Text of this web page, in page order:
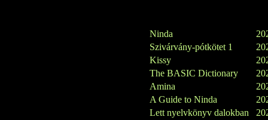
Ninda
Szivárvány-pótkötet 1
Kissy
The BASIC Dictionary
Amina
A Guide to Ninda
Lett nyelvkönyv dalokban